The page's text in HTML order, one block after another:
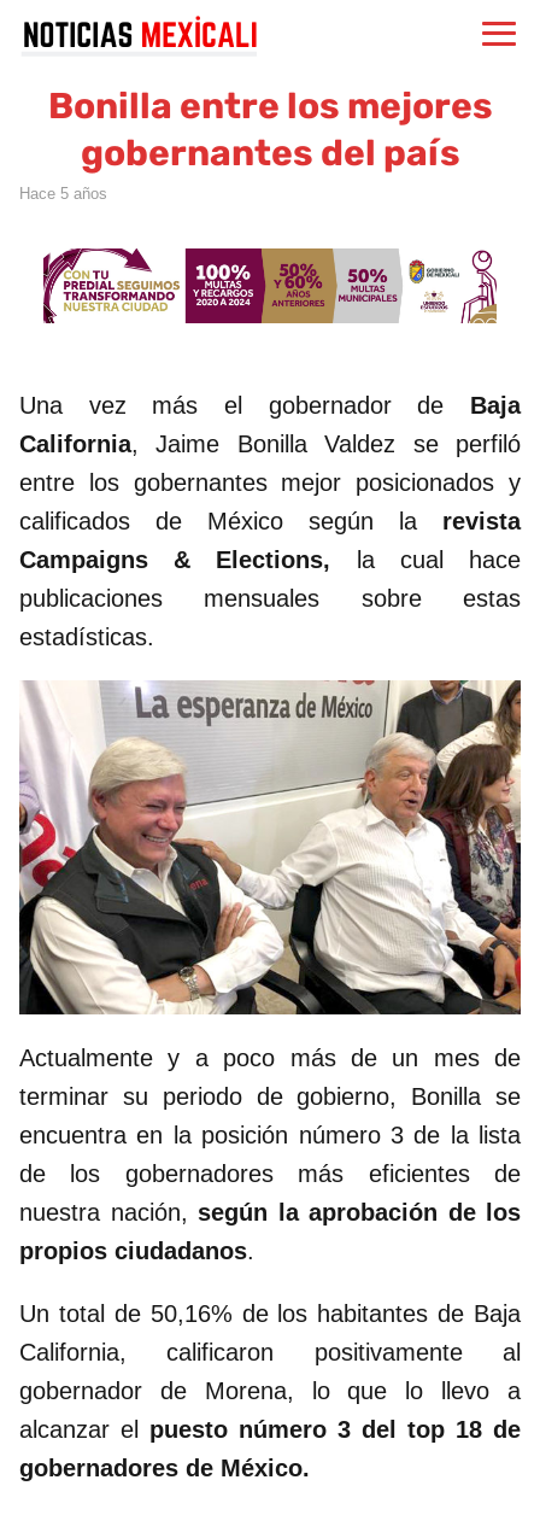
Bonilla entre los mejores
gobernantes del país
hace 5 años
Una vez más el gobernador de Baja
California, Jaime Bonilla Valdez se perfiló
entre los gobernantes mejor posicionados y
calificados de México según la revista
Campaigns & Elections, la cual hace
publicaciones mensuales sobre estas
estadísticas.
Actualmente y a poco más de un mes de
terminar su periodo de gobierno, Bonilla se
encuentra en la posición número 3 de la lista
de los gobernadores más eficientes de
nuestra nación, según la aprobación de los
propios ciudadanos.
Un total de 50,16% de los habitantes de Baja
California, calificaron positivamente al
gobernador de Morena, lo que lo llevo a
alcanzar el puesto número 3 del top 18 de
gobernadores de México.